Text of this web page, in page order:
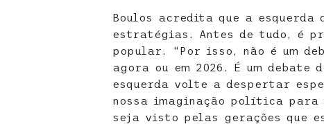
Boulos acredita que a esquerda
estratégias. Antes de tudo, é
popular. “Por isso, não é um
agora ou em 2026. É um debate
esquerda volte a despertar
nossa imaginação política para
seja visto pelas gerações que